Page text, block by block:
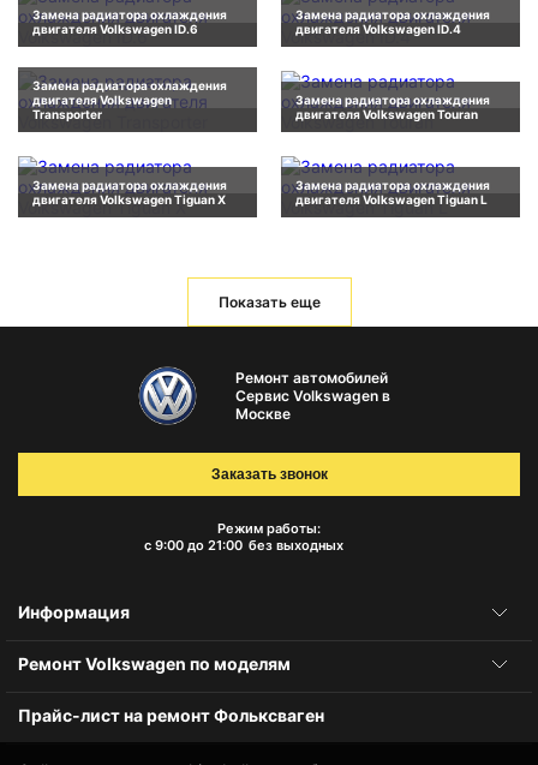
Замена радиатора охлаждения
двигателя Volkswagen ID.6
Замена радиатора охлаждения
двигателя Volkswagen ID.4
Замена радиатора охлаждения
двигателя Volkswagen
Transporter
Замена радиатора охлаждения
двигателя Volkswagen Touran
Замена радиатора охлаждения
двигателя Volkswagen Tiguan X
Замена радиатора охлаждения
двигателя Volkswagen Tiguan L
Показать еще
Ремонт автомобилей
Сервис Volkswagen в
Москве
Режим работы:
с 9:00 до 21:00 без выходных
Заказать звонок
Информация
Ремонт Volkswagen по моделям
Прайс-лист на ремонт Фольксваген